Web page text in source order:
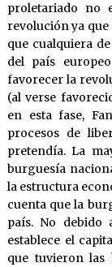
proletariado no
revolución ya
que cualquiera
del país
favorecer la
(al verse
en esta fase,
procesos de
pretendía. La
burguesía
la estructura
cuenta que la
país. No debido
establece el
que tuvieron las